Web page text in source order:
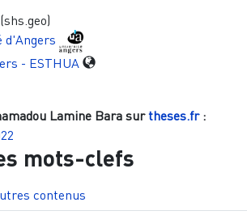
(shs.geo)
d'Angers
- ESTHUA
Lamine Barasurtheses.fr:
mots-clefs
contenus